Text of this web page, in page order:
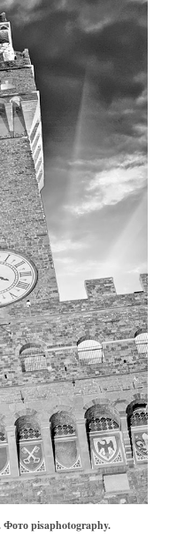
pisaphotography.